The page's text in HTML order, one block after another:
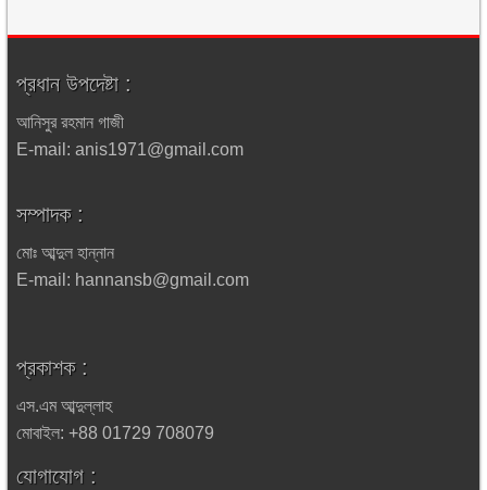
প্রধান উপদেষ্টা :
আনিসুর রহমান গাজী
E-mail: anis1971@gmail.com
সম্পাদক :
মোঃ আব্দুল হান্নান
E-mail: hannansb@gmail.com
প্রকাশক :
এস.এম আব্দুল্লাহ
মোবাইল: +88 01729 708079
যোগাযোগ :